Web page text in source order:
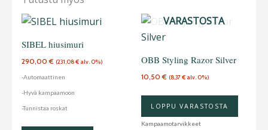
SIBEL hiusimuri
290,00€ (231,08€ alv. 0%)
-Automaattinen
-Hyvä kampaamoon
-Tunnistaa roskat
VARASTOSTA
OBB Styling Razor Silver
10,50€ (8,37€ alv. 0%)
LOPPU VARASTOSTA
Kampaamotarvikkeet